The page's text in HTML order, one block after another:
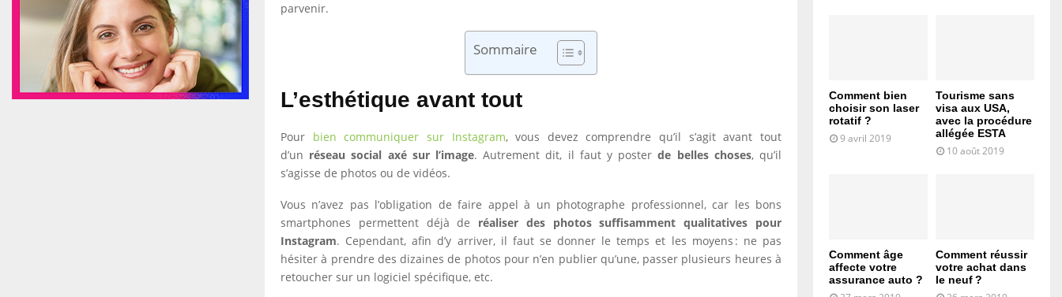
parvenir.
Sommaire
L’esthétique avant tout
Pour bien communiquer sur Instagram, vous devez comprendre qu’il s’agit avant tout
d’un réseau social axé sur l’image. Autrement dit, il faut y posterde belles choses, qu’il
s’agisse de photos ou de vidéos.
Vous n’avez pas l’obligation de faire appel à un photographe professionnel, car les bons
smartphones permettent déjà de réaliser des photos suffisamment qualitatives pour
Instagram. Cependant, afin d’y arriver, il faut se donner le temps et les moyens : ne pas
hésiter à prendre des dizaines de photos pour n’en publier qu’une, passer plusieurs heures à
retoucher sur un logiciel spécifique, etc.
Comment bien
choisir son laser
rotatif ?
9 avril 2019
Tourisme sans
visa aux USA,
avec la procédure
allégée ESTA
10 août 2019
Comment âge
affecte votre
assurance auto ?
Comment réussir
votre achat dans
le neuf ?